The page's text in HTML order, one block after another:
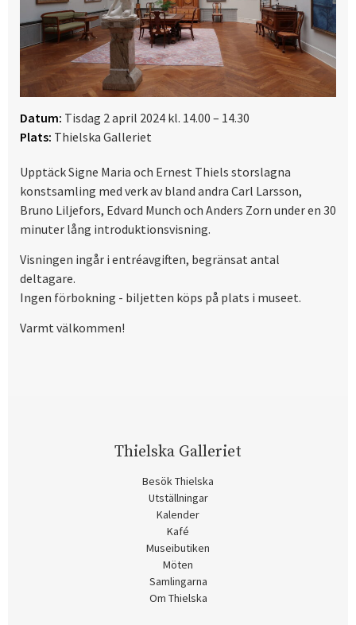
Datum: Tisdag 2 april 2024 kl. 14.00 – 14.30
Plats: Thielska Galleriet
Upptäck Signe Maria och Ernest Thiels storslagna
konstsamling med verk av bland andra Carl Larsson,
Bruno Liljefors, Edvard Munch och Anders Zorn under en 30
minuter lång introduktionsvisning.
Visningen ingår i entréavgiften, begränsat antal
deltagare.
Ingen förbokning - biljetten köps på plats i museet.
Varmt välkommen!
Thielska Galleriet
Besök Thielska
Utställningar
Kalender
Kafé
Museibutiken
Möten
Samlingarna
Om Thielska